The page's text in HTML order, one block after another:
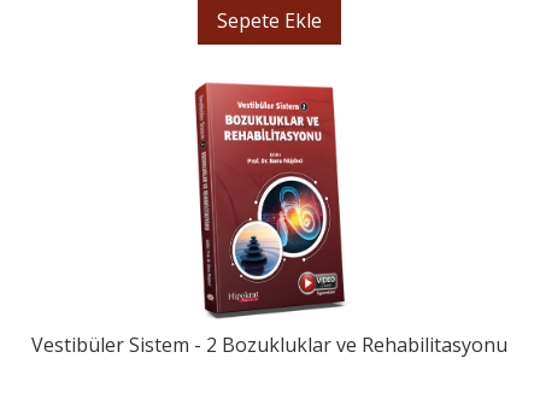
Sepete Ekle
Vestibüler Sistem - 2 Bozukluklar ve Rehabilitasyonu